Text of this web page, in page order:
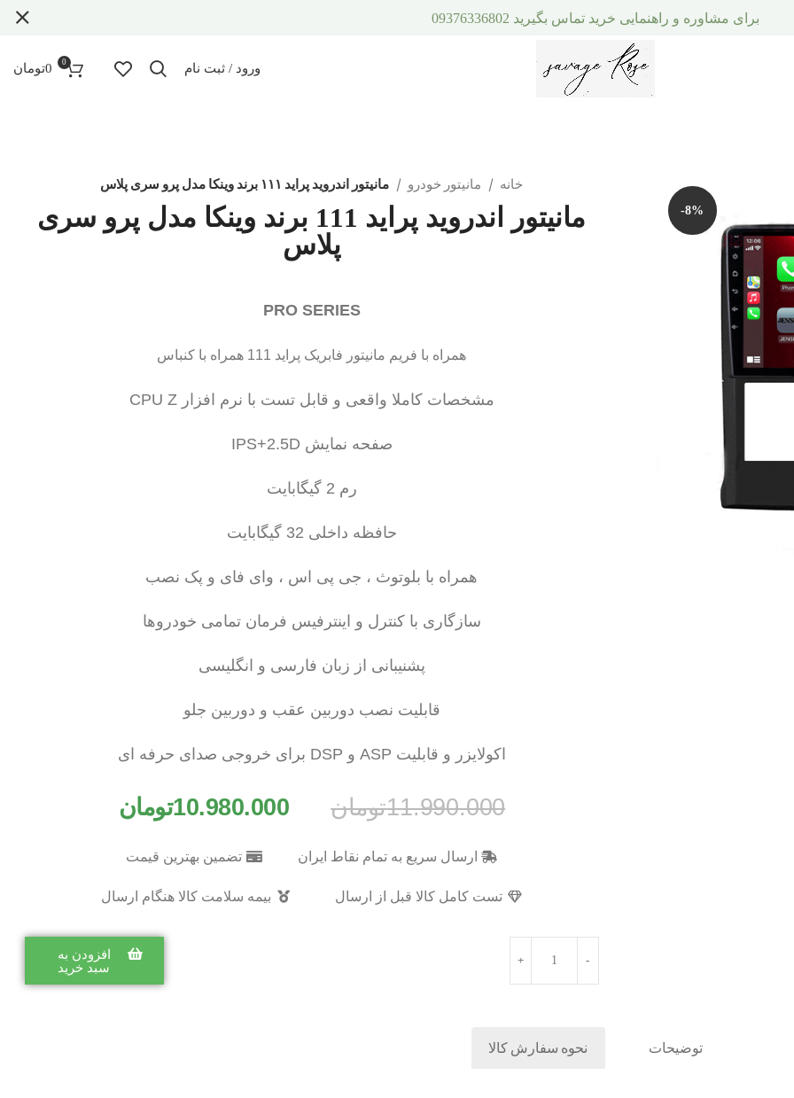
ورود / ثبت نام 0
0تومان
-8%
خانه مانیتور خودرو مانیتور اندروید پراید ۱۱۱ برند وینکا مدل پرو سری پلاس
مانیتور اندروید پراید 111 برند وینکا مدل پرو سری
پلاس
PRO SERIES
همراه با فریم مانیتور فابریک پراید 111 همراه با کنباس
مشخصات کاملا واقعی و قابل تست با نرم افزار CPU Z
صفحه نمایش IPS+2.5D
رم 2 گیگابایت
حافظه داخلی 32 گیگابایت
همراه با بلوتوث ، جی پی اس ، وای فای و پک نصب
سازگاری با کنترل و اینترفیس فرمان تمامی خودروها
پشنیبانی از زبان فارسی و انگلیسی
قابلیت نصب دوربین عقب و دوربین جلو
اکولایزر و قابلیت ASP و DSP برای خروجی صدای حرفه ای
11.990.000تومان 10.980.000تومان
ارسال سریع به تمام نقاط ایران تضمین بهترین قیمت
تست کامل کالا قبل از ارسال بیمه سلامت کالا هنگام ارسال
افزودن به
سبد خرید
توضیحات نحوه سفارش کالا
برای مشاوره و راهنمایی خرید تماس بگیرید 09376336802